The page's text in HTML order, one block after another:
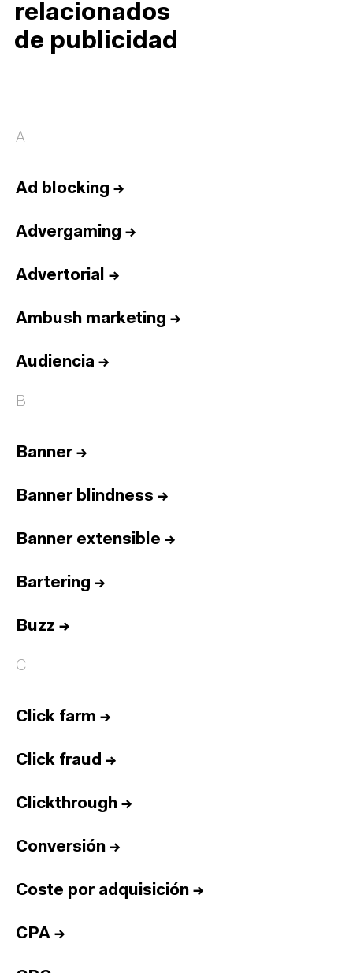
relacionados
de publicidad
A
Ad blocking →
Advergaming →
Advertorial →
Ambush marketing →
Audiencia →
B
Banner→
Banner blindness →
Banner extensible →
Bartering →
Buzz →
C
Click farm →
Click fraud →
Clickthrough →
Conversión →
Coste por adquisición →
CPA →